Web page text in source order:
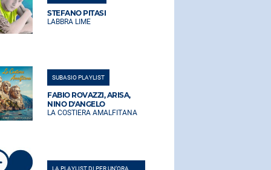
STEFANO PITASI
LABBRA LIME
SUBASIO PLAYLIST
FABIO ROVAZZI, ARISA,
NINO D'ANGELO
LA COSTIERA AMALFITANA
LA PLAYLIST DI PER UN’ORA